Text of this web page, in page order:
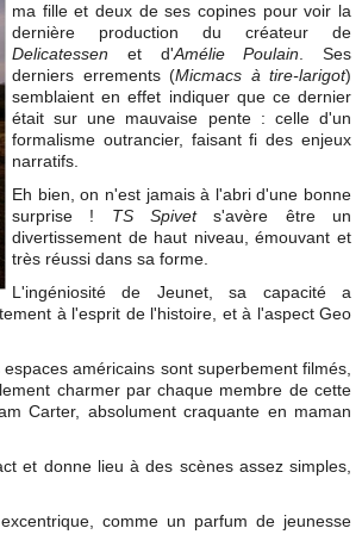
ma fille et deux de ses copines pour voir la
dernière production du créateur de
Delicatessen et d'Amélie Poulain . Ses
derniers errements (Micmacs à tire-larigot)
semblaient en effet indiquer que ce dernier
était sur une mauvaise pente : celle d'un
formalisme outrancier, faisant fi des enjeux
narratifs.
Eh bien, on n'est jamais à l'abri d'une bonne
surprise ! TS Spivets'avère être un
divertissement de haut niveau, émouvant et
très réussi dans sa forme.
L'ingéniosité de Jeunet, sa capacité a
à l'esprit de l'histoire, et à l'aspect Geo
américains sont superbement filmés,
charmer par chaque membre de cette
Carter, absolument craquante en maman
et donne lieu à des scènes assez simples,
comme un parfum de jeunesse